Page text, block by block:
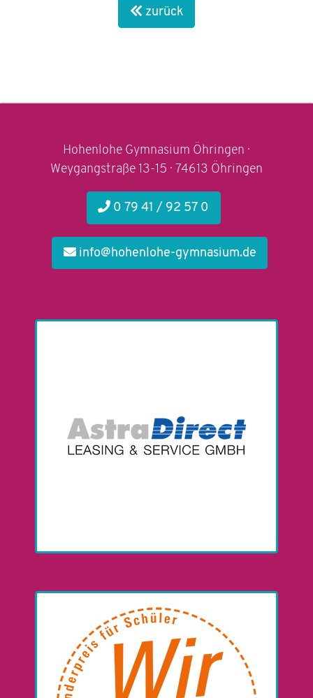
zurück
Hohenlohe Gymnasium Öhringen ·
Weygangstraße 13-15 · 74613 Öhringen
0 79 41 / 92 57 0
info@hohenlohe-gymnasium.de